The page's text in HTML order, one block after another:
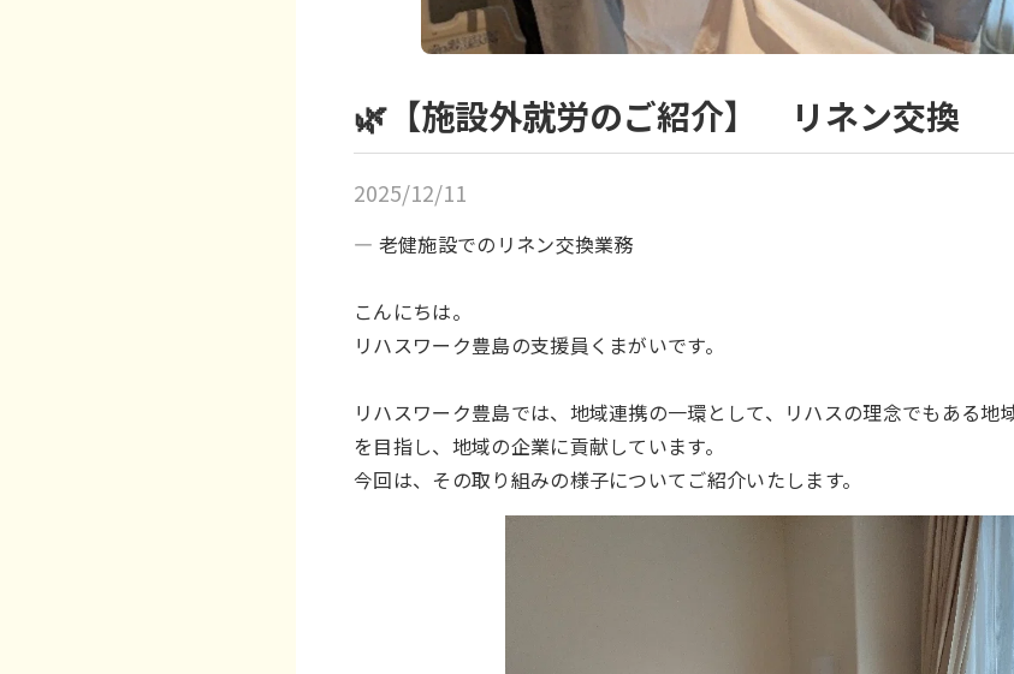
🌿【施設外就労のご紹介】 リネン交換
2025/12/11
― 老健施設でのリネン交換業務
こんにちは。
リハスワーク豊島の支援員くまがいです。
リハスワーク豊島では、地域連携の一環として、リハスの理念でもある地
を目指し、地域の企業に貢献しています。
今回は、その取り組みの様子についてご紹介いたします。